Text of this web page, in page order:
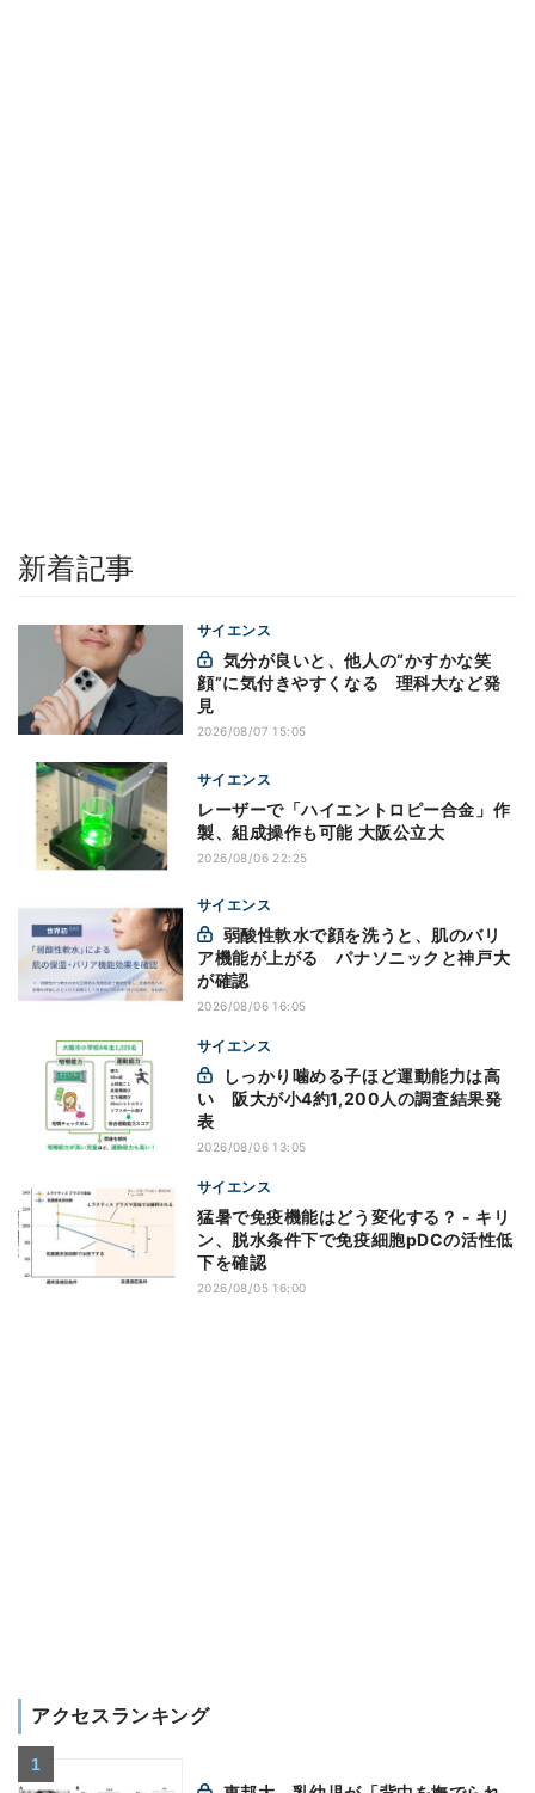
新着記事
サイエンス
顔”に気付きやすくなる 理科大など発
見
2026/08/07 15:05
サイエンス
レーザーで「ハイエントロピー合金」作
製、組成操作も可能 大阪公立大
2026/08/06 22:25
サイエンス
ア機能が上がる パナソニックと神戸大
が確認
2026/08/06 16:05
サイエンス
い 阪大が小4約1,200人の調査結果発
表
2026/08/06 13:05
サイエンス
猛暑で免疫機能はどう変化する？ - キリ
ン、脱水条件下で免疫細胞pDCの活性低
下を確認
2026/08/05 16:00
アクセスランキング